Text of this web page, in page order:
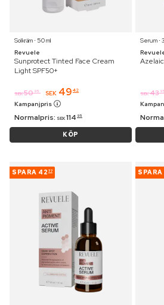
Solkräm ⋅ 50 ml
Revuele
Sunprotect Tinted Face Cream
Light SPF50+
SEK 50 95 SEK 49 42
Kampanjpris
Normalpris: SEK 114 95
KÖP
Serum ⋅
SEK 43 95
SPARA 42 77 SPARA